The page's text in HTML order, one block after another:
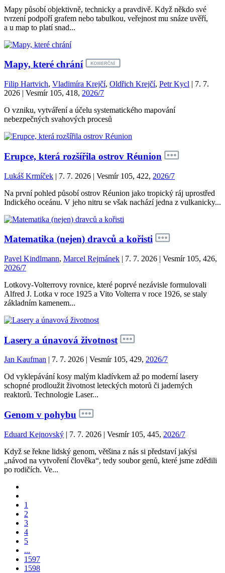
Mapy působí objektivně, technicky a pravdivě. Když někdo své
tvrzení podpoří grafem nebo tabulkou, veřejnost mu snáze uvěří,
a u map to platí snad...
Mapy, které chrání
Filip Hartvich, Vladimíra Krejčí, Oldřich Krejčí, Petr Kycl | 7. 7.
2026 | Vesmír 105, 418, 2026/7
O vzniku, vytváření a účelu systematického mapování
nebezpečných svahových procesů
Erupce, která rozšířila ostrov Réunion
Lukáš Krmíček | 7. 7. 2026 | Vesmír 105, 422, 2026/7
Na první pohled působí ostrov Réunion jako tropický ráj uprostřed
Indického oceánu. V jeho nitru se však nachází jedna z vulkanicky...
Matematika (nejen) dravců a kořisti
Pavel Kindlmann, Marcel Rejmánek | 7. 7. 2026 | Vesmír 105, 426,
2026/7
Lotkovy-Volterrovy rovnice, které poprvé nezávisle formulovali
Alfred J. Lotka v roce 1925 a Vito Volterra v roce 1926, se staly
základním kamenem...
Lasery a únavová životnost
Jan Kaufman | 7. 7. 2026 | Vesmír 105, 429, 2026/7
Od vyklepávání kosy malým kladívkem až po moderní lasery
schopné prodloužit životnost leteckých motorů či jaderných
reaktorů. Technologie Laser...
Genom v pohybu
Eduard Kejnovský | 7. 7. 2026 | Vesmír 105, 445, 2026/7
Když se řekne lidský genom, většina z nás si představí jakýsi
„návod na vytvoření člověka“, tedy soubor genů, které jsme zdědili
po rodičích. Ve...
1
2
3
4
5
...
1597
1598